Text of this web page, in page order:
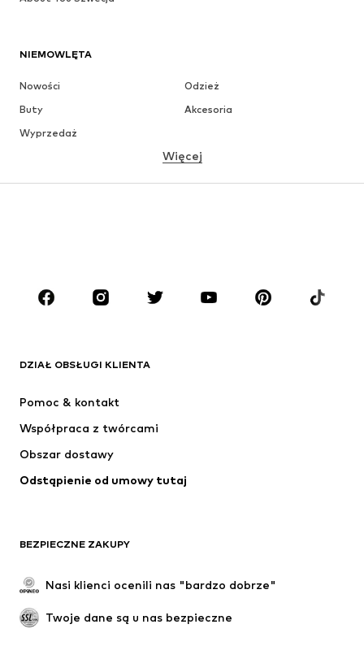
NIEMOWLĘTA
Nowości
Odzież
Buty
Akcesoria
Wyprzedaż
MARKI
Next
Jordan
Więcej
DZIAŁ OBSŁUGI KLIENTA
Pomoc & kontakt
Współpraca z twórcami
Obszar dostawy
Odstąpienie od umowy tutaj
BEZPIECZNE ZAKUPY
Nasi klienci ocenili nas "bardzo dobrze"
Twoje dane są u nas bezpieczne